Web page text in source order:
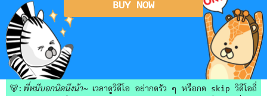
BUY NOW
🐻: พี่หมีบอกนิดนึงน้า~เวลาดูวิดีโอ อย่ากดรัว ๆ หรือกด skip วิดีโอถี่